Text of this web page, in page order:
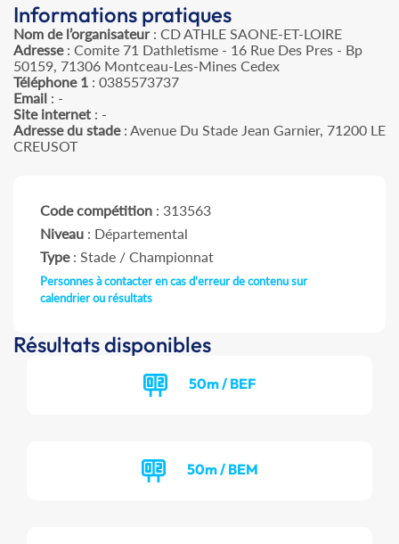
Informations pratiques
Nom de l’organisateur: CD ATHLE SAONE-ET-LOIRE
Adresse: Comite 71 Dathletisme - 16 Rue Des Pres - Bp
50159, 71306 Montceau-Les-Mines Cedex
Téléphone 1 : 0385573737
Email : -
Site internet : -
Adresse du stade: Avenue Du Stade Jean Garnier, 71200 LE
CREUSOT
Code compétition : 313563
Niveau : Départemental
Type: Stade / Championnat
Personnes à contacter en cas d'erreur de contenu sur
calendrier ou résultats
Résultats disponibles
50m / BEF
50m / BEM